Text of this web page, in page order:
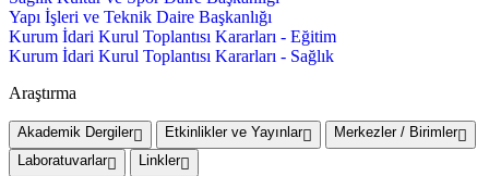
Yapı İşleri ve Teknik Daire Başkanlığı
Kurum İdari Kurul Toplantısı Kararları - Eğitim
Kurum İdari Kurul Toplantısı Kararları - Sağlık
Araştırma
Akademik Dergiler Etkinlikler ve Yayınlar
Merkezler / Birimler
Laboratuvarlar
Linkler